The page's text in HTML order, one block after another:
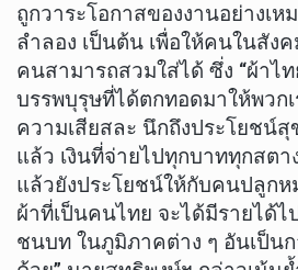
ถูกวาระโอกาสของงานอย่างเ
ลำลอง เป็นต้น เพื่อให้คนในสั
คนสามารถสวมใส่ได้ ซึ่ง “ผ้าไ
บรรพบุรุษที่ได้ตกทอดมาให้พว
ความเสียสละ นึกถึงประโยชน์
แล้ว เงินที่จ่ายไปทุกบาททุกสตา
แล้วยังประโยชน์ให้กับคนปลูกห
ผ้าที่เป็นคนไทย จะได้มีรายได้
ชนบท ในภูมิภาคต่าง ๆ อันเป็นก